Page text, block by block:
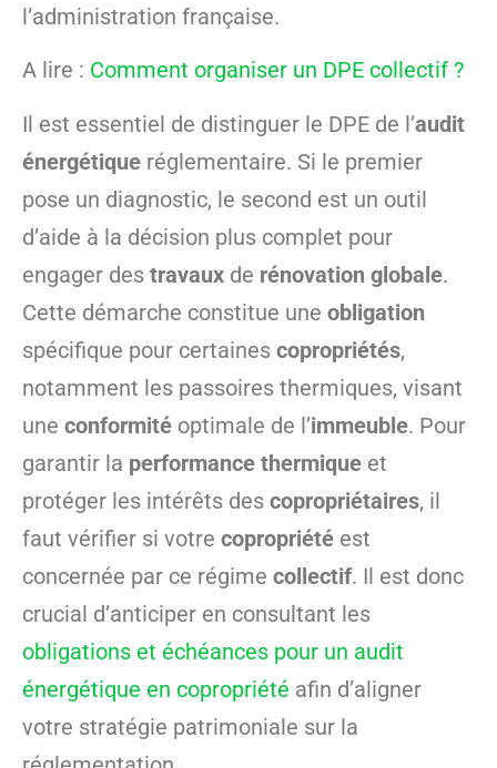
l’administration française.
A lire : Comment organiser un DPE collectif ?
Il est essentiel de distinguer le DPE de l’audit
énergétique réglementaire. Si le premier
pose un diagnostic, le second est un outil
d’aide à la décision plus complet pour
engager des travaux de rénovation globale.
Cette démarche constitue une obligation
spécifique pour certaines copropriétés,
notamment les passoires thermiques, visant
une conformité optimale de l’immeuble. Pour
garantir la performance thermique et
protéger les intérêts des copropriétaires, il
faut vérifier si votre copropriété est
concernée par ce régime collectif. Il est donc
crucial d’anticiper en consultant les
obligations et échéances pour un audit
énergétique en copropriété afin d’aligner
votre stratégie patrimoniale sur la